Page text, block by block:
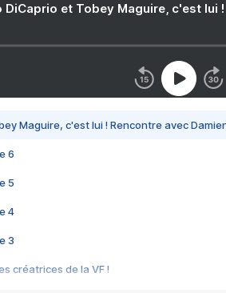
DiCaprio et Tobey Maguire, c'est lui
Maguire, c'est lui ! Rencontre avec
6
5
4
3
créatrices de la VF !